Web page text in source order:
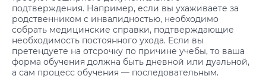
подтверждения. Например, если вы ухаживаете за
родственником с инвалидностью, необходимо
собрать медицинские справки, подтверждающие
необходимость постоянного ухода. Если вы
претендуете на отсрочку по причине учебы, то ваша
форма обучения должна быть дневной или дуальной,
а сам процесс обучения — последовательным.